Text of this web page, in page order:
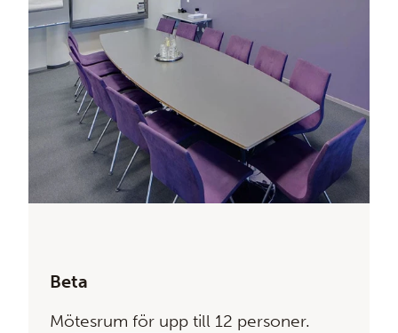
Beta
Mötesrum för upp till 12 personer.